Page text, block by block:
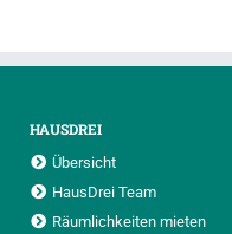
HAUSDREI
Übersicht
HausDrei Team
Räumlichkeiten mieten